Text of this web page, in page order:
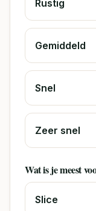
Rustig
Gemiddeld
Snel
Zeer snel
Wat is je meest
Slice